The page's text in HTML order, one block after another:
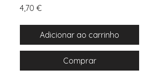
4,70 €Preço
Adicionar ao carrinho
Comprar